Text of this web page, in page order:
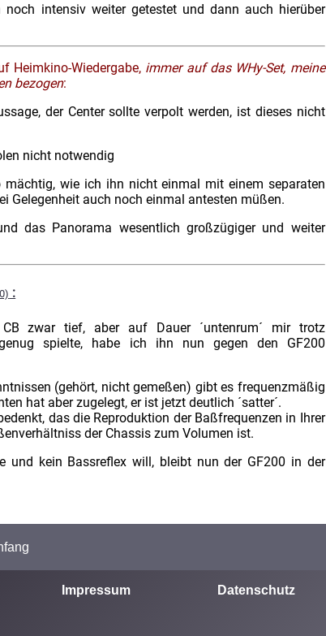
intensiv weiter getestet und dann auch hierüber
Heimkino-Wiedergabe, immer auf das WHy-Set, meine
bezogen:
der Center sollte verpolt werden, ist dieses nicht
nicht notwendig
mächtig, wie ich ihn nicht einmal mit einem separaten
Gelegenheit auch noch einmal antesten müßen.
das Panorama wesentlich großzügiger und weiter
:
zwar tief, aber auf Dauer ´untenrum´ mir trotz
spielte, habe ich ihn nun gegen den GF200
(gehört, nicht gemeßen) gibt es frequenzmäßig
hat aber zugelegt, er ist jetzt deutlich ´satter´.
das die Reproduktion der Baßfrequenzen in Ihrer
der Chassis zum Volumen ist.
und kein Bassreflex will, bleibt nun der GF200 in der
Impressum Datenschutz